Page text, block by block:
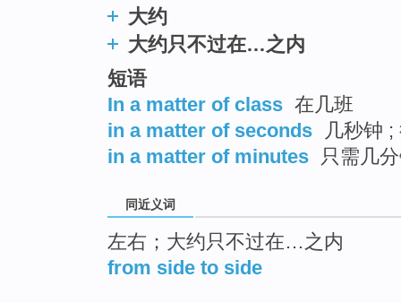
大约
大约只不过在…之内
短语
In a matter of class 在几班
in a matter of seconds
几秒钟 ;
in a matter of minutes 只需几
同近义词
左右；大约只不过在…之内
from side to side